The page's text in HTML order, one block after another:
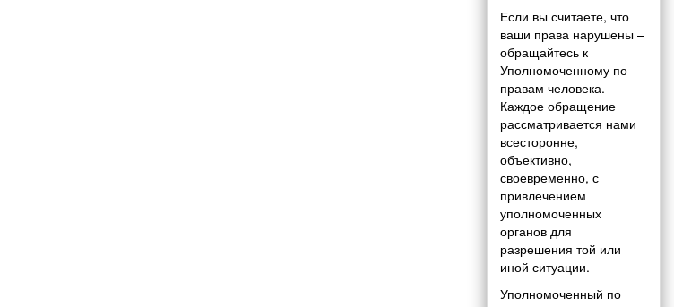
Если вы считаете, что
ваши права нарушены –
обращайтесь к
Уполномоченному по
правам человека.
Каждое обращение
рассматривается нами
всесторонне,
объективно,
своевременно, с
привлечением
уполномоченных
органов для
разрешения той или
иной ситуации.
Уполномоченный по